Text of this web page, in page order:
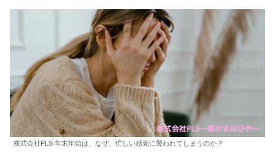
株式会社PLS 年末年始は、なぜ、忙しい感覚に襲われてしまうのか？